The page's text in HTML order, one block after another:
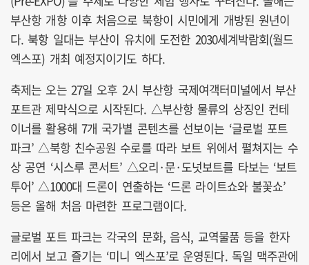
부산항 개항 이후 처음으로 북항이 시민에게 개방된 원년이
다. 북항 일대는 부산이 유치에 도전한 2030세계박람회(월드
엑스포) 개최 예정지이기도 하다.
축제는 오는 27일 오후 2시 부산항 국제여객터미널에서 부산
포트관 제막식으로 시작된다. △부산항 물류의 상징인 컨테
이너를 활용해 7개 국가별 콘텐츠를 선보이는 ‘글로벌 포트
파크’ △북항 친수공원 수로를 따라 보트 위에서 펼쳐지는 수
상 공연 ‘시스루 콘서트’ △오리·문·도넛보트를 타보는 ‘보트
투어’ △1000대 드론이 연출하는 ‘드론 라이트쇼와 불꽃쇼’
등은 올해 처음 마련한 프로그램이다.
글로벌 포트 파크는 각국의 문화, 음식, 교역물품 등을 한자
리에서 보고 즐기는 ‘미니 엑스포’로 운영된다. 독일 맥주관에